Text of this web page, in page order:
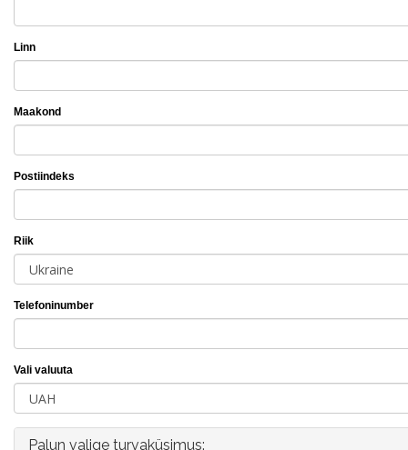
Linn
Maakond
Postiindeks
Riik
Telefoninumber
Vali valuuta
Palun valige turvaküsimus: